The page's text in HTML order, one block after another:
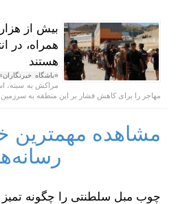
بیش از
همراه، در
هستند
«باشگاه
مراکش به سبته،
مهاجر را برای کاهش فشار بر این منطقه به سرزمین
مشاهده مهمترین
چوب مبل سلطنتی را چگونه تمیز